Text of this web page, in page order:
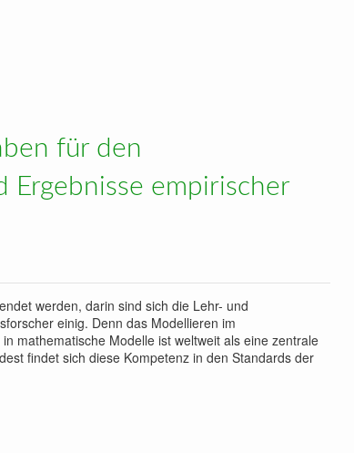
für den
empirischer
werden, darin sind sich die Lehr- und
einig. Denn das Modellieren im
mathematische Modelle ist weltweit als eine zentrale
findet sich diese Kompetenz in den Standards der